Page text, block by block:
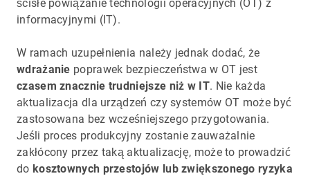
ścisłe powiązanie technologii operacyjnych (OT) z
informacyjnymi (IT).
W ramach uzupełnienia należy jednak dodać, że
wdrażanie poprawek bezpieczeństwa w OT jest
czasem znacznie trudniejsze niż w IT. Nie każda
aktualizacja dla urządzeń czy systemów OT może być
zastosowana bez wcześniejszego przygotowania.
Jeśli proces produkcyjny zostanie zauważalnie
zakłócony przez taką aktualizację, może to prowadzić
do kosztownych przestojów lub zwiększonego ryzyka